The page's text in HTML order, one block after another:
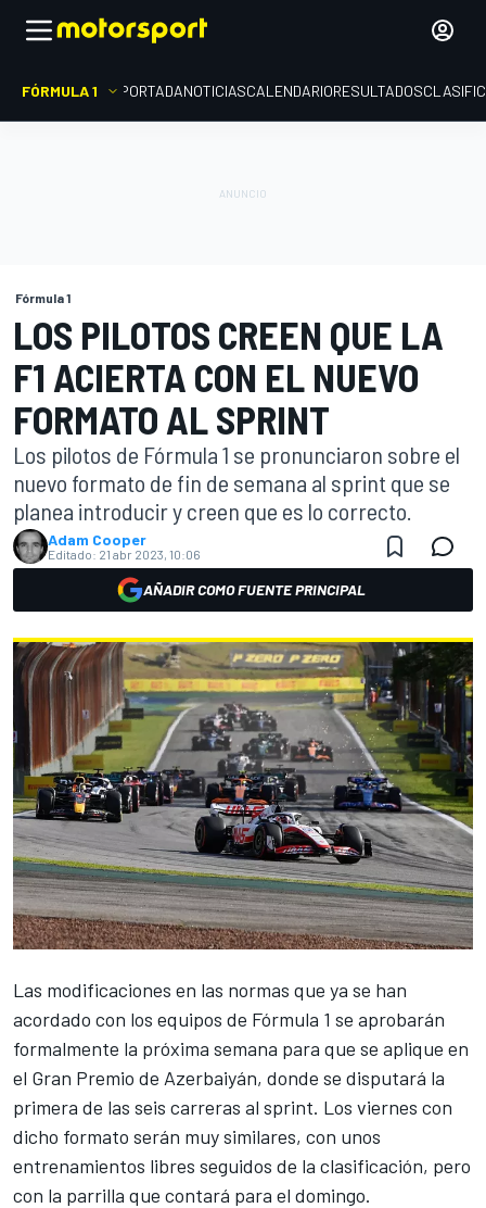
FÓRMULA 1 PORTADANOTICIASCALENDARIORESULTADOS
Fórmula 1
LOS PILOTOS CREEN QUE LA
F1 ACIERTA CON EL NUEVO
FORMATO AL SPRINT
Los pilotos de Fórmula 1 se pronunciaron sobre el
nuevo formato de fin de semana al sprint que se
planea introducir y creen que es lo correcto.
Adam Cooper
Editado: 21 abr 2023, 10:06
AÑADIR COMO FUENTE PRINCIPAL
Las modificaciones en las normas que ya se han
acordado con los equipos de Fórmula 1 se aprobarán
formalmente la próxima semana para que se aplique en
el Gran Premio de Azerbaiyán, donde se disputará la
primera de las seis carreras al sprint. Los viernes con
dicho formato serán muy similares, con unos
entrenamientos libres seguidos de la clasificación, pero
con la parrilla que contará para el domingo.